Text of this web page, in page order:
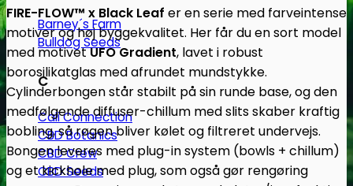
Barney´s Farm
Bulldog Seeds
C
Cali Connection
CBD Botanics
CBD Crew
CBD Seeds
cm)
-
Subseed.dk
antal
FIRE-FLOW™ x Black Leaf er en serie med farveintense
motiver og høj byggekvalitet. Her får du en sort model
med motivetUFO Gradient, lavet i robust
borosilikatglas med afrundet mundstykke.
Cylinderbongen står stabilt på sin runde base, og den
medfølgende diffuser-chillum med slits skaber kraftig
bobling, så røgen bliver kølet og filtreret undervejs.
Bongen leveres med plug-in system (bowls + chillum)
og et kickhole med plug, som også gør rengøring